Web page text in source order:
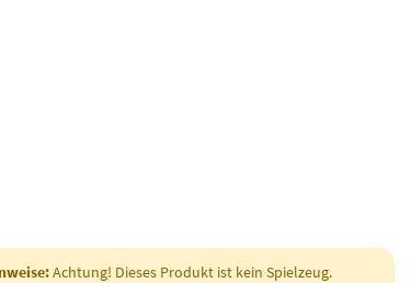
Achtung! Dieses Produkt ist kein Spielzeug.